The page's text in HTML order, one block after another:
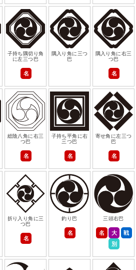
子持ち隅切り角
に左三つ巴
名
隅入り角に三つ
巴
隅入り角に右三
つ巴
名
総陰八角に右三
つ巴
名
子持ち平角に右
三つ巴
名
寄せ角に左三つ
巴
名
折り入り角に三
つ巴
名
釣り巴
名
三頭右巴
名 大
戦
別